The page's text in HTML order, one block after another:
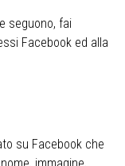
seguono, fai
Facebook ed alla
su Facebook che